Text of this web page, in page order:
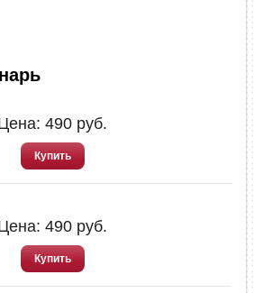
490 руб.
Купить
490 руб.
Купить